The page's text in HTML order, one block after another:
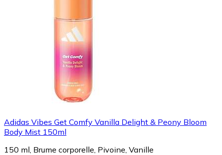
Adidas Vibes Get Comfy Vanilla Delight & Peony Bloom
Body Mist 150ml
150 ml, Brume corporelle, Pivoine, Vanille